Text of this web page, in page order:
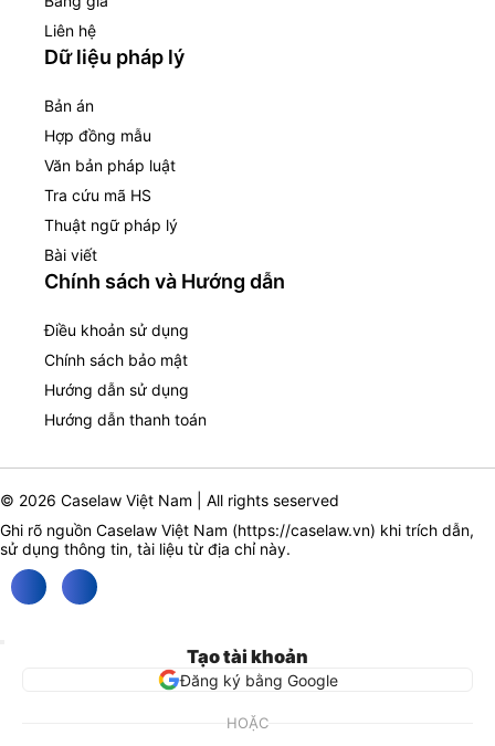
Liên hệ
Dữ liệu pháp lý
Bản án
Hợp đồng mẫu
Văn bản pháp luật
Tra cứu mã HS
Thuật ngữ pháp lý
Bài viết
Chính sách và Hướng dẫn
Điều khoản sử dụng
Chính sách bảo mật
Hướng dẫn sử dụng
Hướng dẫn thanh toán
© 2026 Caselaw Việt Nam | All rights seserved
Ghi rõ nguồn Caselaw Việt Nam (https://caselaw.vn) khi trích dẫn,
sử dụng thông tin, tài liệu từ địa chỉ này.
Tạo tài khoản
Đăng ký bằng Google
HOẶC